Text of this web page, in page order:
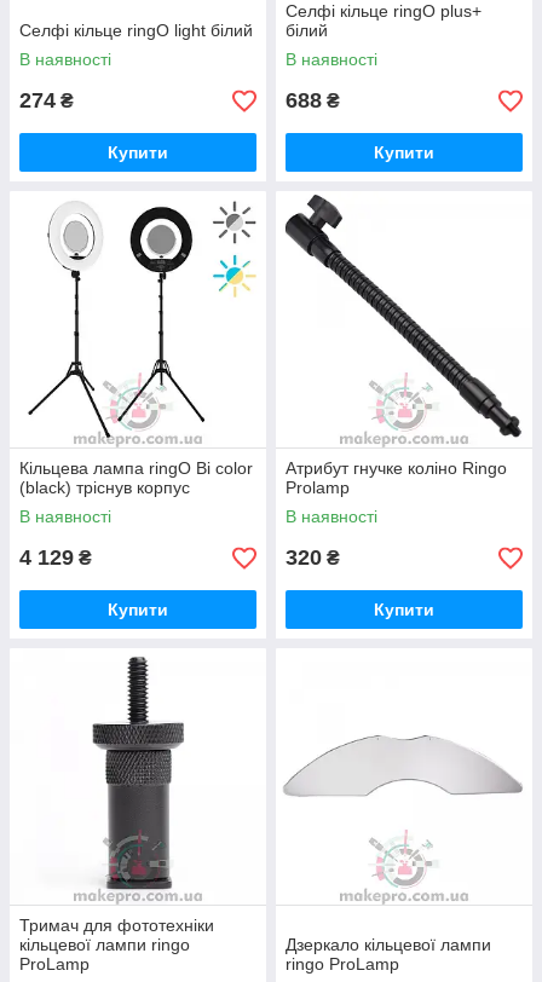
Селфі кільце ringO light білий
В наявності
274 ₴
Купити
Селфі кільце ringO plus+
білий
В наявності
688 ₴
Купити
Кільцева лампа ringO Bi color
(black) тріснув корпус
В наявності
4 129 ₴
Купити
Атрибут гнучке коліно Ringo
Prolamp
В наявності
320 ₴
Купити
Тримач для фототехніки
кільцевої лампи ringo
ProLamp
Дзеркало кільцевої лампи
ringo ProLamp